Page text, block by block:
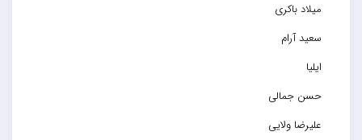
میلاد باکری
سعید آرام
ایلیا
حسن جمالی
علیرضا ولایی